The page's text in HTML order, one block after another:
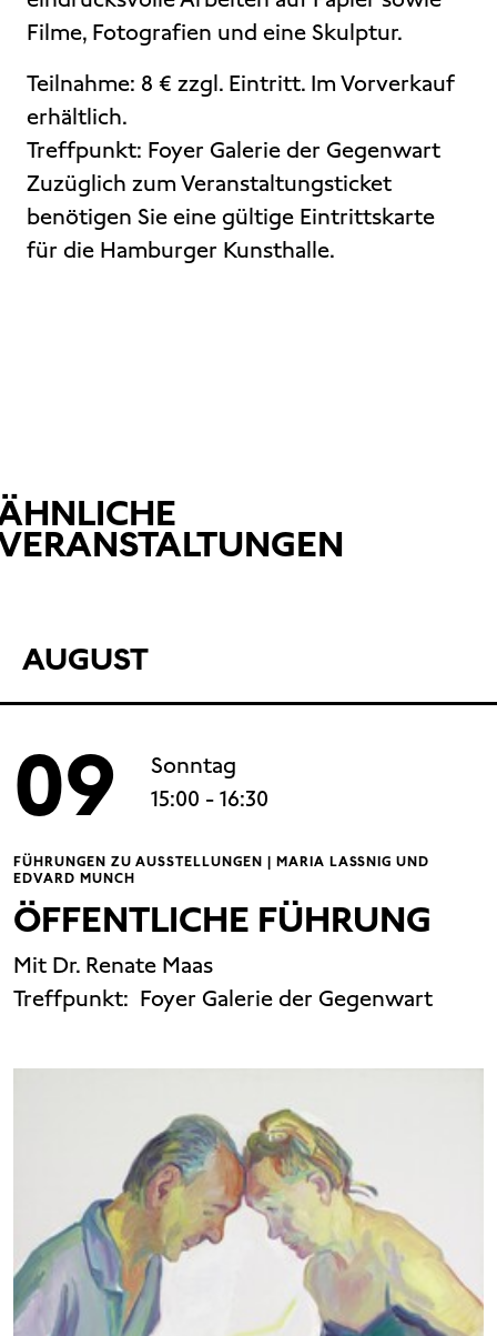
Filme, Fotografien und eine Skulptur.
Teilnahme: 8 € zzgl. Eintritt. Im Vorverkauf
erhältlich.
Treffpunkt: Foyer Galerie der Gegenwart
Zuzüglich zum Veranstaltungsticket
benötigen Sie eine gültige Eintrittskarte
für die Hamburger Kunsthalle.
AUGUST
09
Sonntag
15:00 - 16:30
FÜHRUNGEN ZU AUSSTELLUNGEN | MARIA LASSNIG UND
EDVARD MUNCH
ÖFFENTLICHE FÜHRUNG
Mit Dr. Renate Maas
Treffpunkt: Foyer Galerie der Gegenwart